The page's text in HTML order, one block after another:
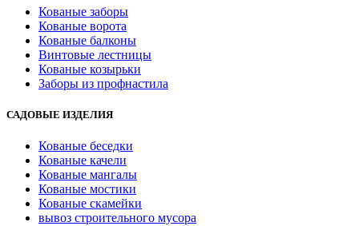
Кованые заборы
Кованые ворота
Кованые балконы
Винтовые лестницы
Кованые козырьки
Заборы из профнастила
САДОВЫЕ ИЗДЕЛИЯ
Кованые беседки
Кованые качели
Кованые мангалы
Кованые мостики
Кованые скамейки
вывоз строительного мусора